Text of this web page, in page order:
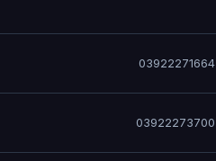
03922271664
03922273700